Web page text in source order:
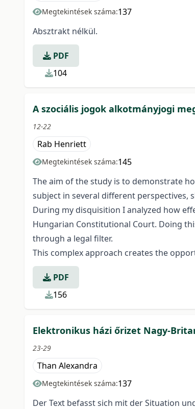
Megtekintések száma:137
Absztrakt nélkül.
PDF
104
A szociális jogok alkotmányjogi
12-22
Rab Henriett
Megtekintések száma:145
The aim of the study is to demonstrate
subject in several different perspectives,
During my disquisition I analyzed how
Hungarian Constitutional Court. Doing
through a legal filter.
This complex approach creates the
PDF
156
Elektronikus házi őrizet Nagy-
23-29
Than Alexandra
Megtekintések száma:137
Der Text befasst sich mit der Situation